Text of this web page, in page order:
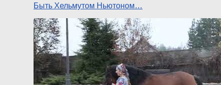
Быть Хельмутом Ньютоном…